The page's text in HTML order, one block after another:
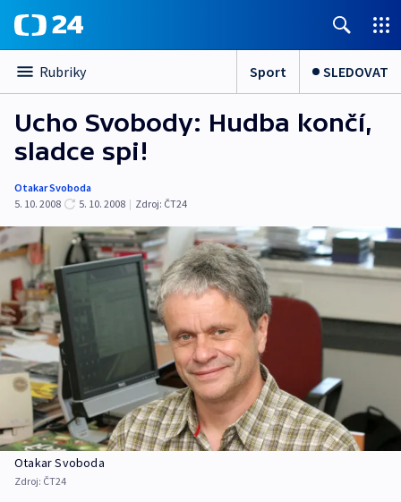
Rubriky Sport SLEDOVAT
Ucho Svobody: Hudba končí,
sladce spi!
Otakar Svoboda
5. 10. 2008
5. 10. 2008 | Zdroj: ČT24
Otakar Svoboda
Zdroj: ČT24